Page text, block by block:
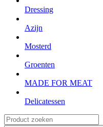
Dressing
Azijn
Mosterd
Groenten
MADE FOR MEAT
Delicatessen